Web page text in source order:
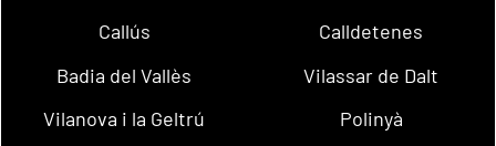
Callús
Calldetenes
Badia del Vallès
Vilassar de Dalt
Vilanova i la Geltrú
Polinyà